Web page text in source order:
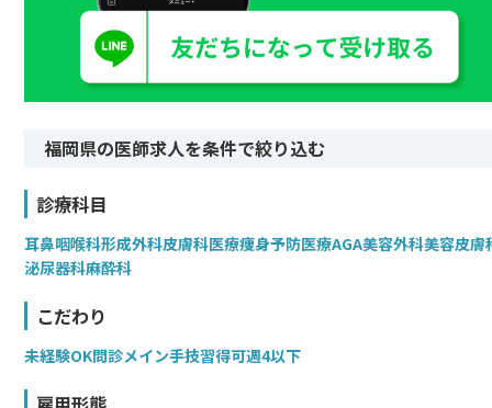
福岡県の医師求人を条件で絞り込む
診療科目
耳鼻咽喉科形成外科皮膚科医療痩身予防医療AGA美容外科美容皮膚
泌尿器科麻酔科
こだわり
未経験OK問診メイン手技習得可週4以下